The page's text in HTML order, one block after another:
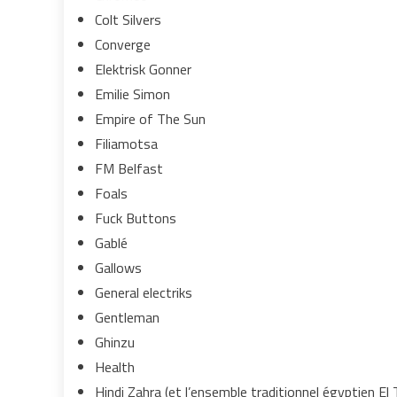
Colt Silvers
Converge
Elektrisk Gonner
Emilie Simon
Empire of The Sun
Filiamotsa
FM Belfast
Foals
Fuck Buttons
Gablé
Gallows
General electriks
Gentleman
Ghinzu
Health
Hindi Zahra (et l’ensemble traditionnel égyptien El